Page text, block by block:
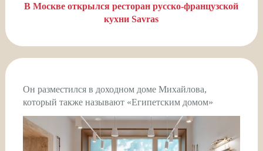
В Москве открылся ресторан русско-французской
кухни Savras
Он разместился в доходном доме Михайлова,
который также называют «Египетским домом»